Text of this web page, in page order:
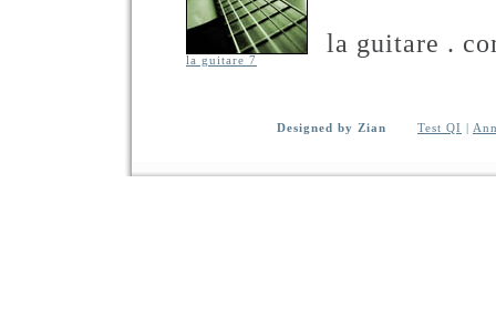
la guitare 7
la guitare .
Designed by Zian Test QI